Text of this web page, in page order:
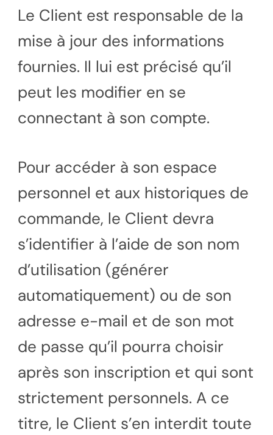
Le Client est responsable de la
mise à jour des informations
fournies. Il lui est précisé qu’il
peut les modifier en se
connectant à son compte.
Pour accéder à son espace
personnel et aux historiques de
commande, le Client devra
s’identifier à l’aide de son nom
d’utilisation (générer
automatiquement) ou de son
adresse e-mail et de son mot
de passe qu’il pourra choisir
après son inscription et qui sont
strictement personnels. A ce
titre, le Client s’en interdit toute